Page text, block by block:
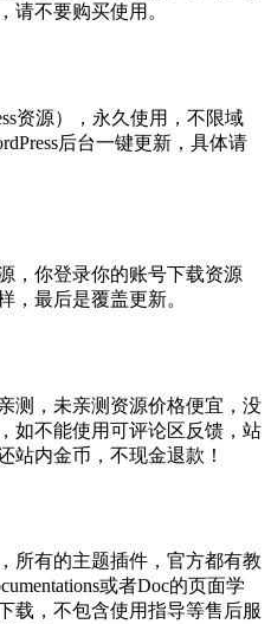
请不要购买使用。
资源），永久使用，不限域
后台一键更新，具体请
，你登录你的账号下载资源
，最后是覆盖更新。
测，未亲测资源价格便宜，没
如不能使用可评论区反馈，站
站内金币，不现金退款！
所有的主题插件，官方都有教
或者Doc的页面学
载，不包含使用指导等售后服